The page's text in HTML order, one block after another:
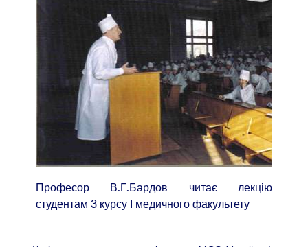
Професор В.Г.Бардов читає лекцію
студентам 3 курсу І медичного факультету